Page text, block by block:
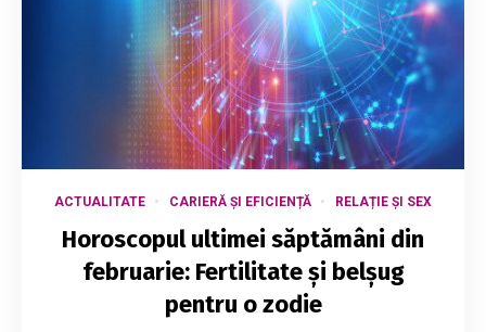
ACTUALITATE CARIERĂ ȘI EFICIENȚĂ RELAȚIE ȘI SEX
Horoscopul ultimei săptămâni din
februarie: Fertilitate și belșug
pentru o zodie